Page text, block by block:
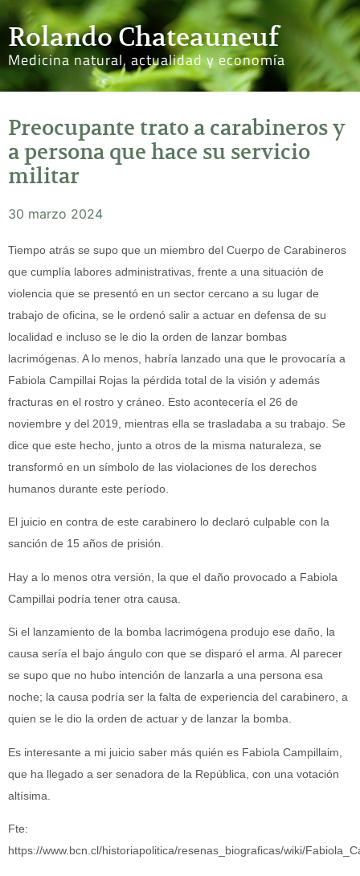
Rolando Chateauneuf
Medicina natural, actualidad y economía
Preocupante trato a carabineros y
a persona que hace su servicio
militar
30 marzo 2024
Tiempo atrás se supo que un miembro del Cuerpo de Carabineros
que cumplía labores administrativas, frente a una situación de
violencia que se presentó en un sector cercano a su lugar de
trabajo de oficina, se le ordenó salir a actuar en defensa de su
localidad e incluso se le dio la orden de lanzar bombas
lacrimógenas. A lo menos, habría lanzado una que le provocaría a
Fabiola Campillai Rojas la pérdida total de la visión y además
fracturas en el rostro y cráneo. Esto acontecería el 26 de
noviembre y del 2019, mientras ella se trasladaba a su trabajo. Se
dice que este hecho, junto a otros de la misma naturaleza, se
transformó en un símbolo de las violaciones de los derechos
humanos durante este período.
El juicio en contra de este carabinero lo declaró culpable con la
sanción de 15 años de prisión.
Hay a lo menos otra versión, la que el daño provocado a Fabiola
Campillai podría tener otra causa.
Si el lanzamiento de la bomba lacrimógena produjo ese daño, la
causa sería el bajo ángulo con que se disparó el arma. Al parecer
se supo que no hubo intención de lanzarla a una persona esa
noche; la causa podría ser la falta de experiencia del carabinero, a
quien se le dio la orden de actuar y de lanzar la bomba.
Es interesante a mi juicio saber más quién es Fabiola Campillaim,
que ha llegado a ser senadora de la República, con una votación
altísima.
Fte:
https://www.bcn.cl/historiapolitica/resenas_biograficas/wiki/